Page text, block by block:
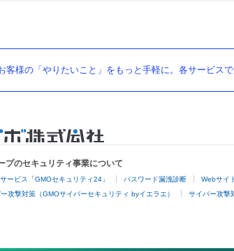
客様の「やりたいこと」をもっと手軽に。各サービス
プのセキュリティ事業について
ービス「GMOセキュリティ24」 パスワード漏洩診断 Webサイ
攻撃対策（GMOサイバーセキュリティ byイエラエ） サイバー攻撃